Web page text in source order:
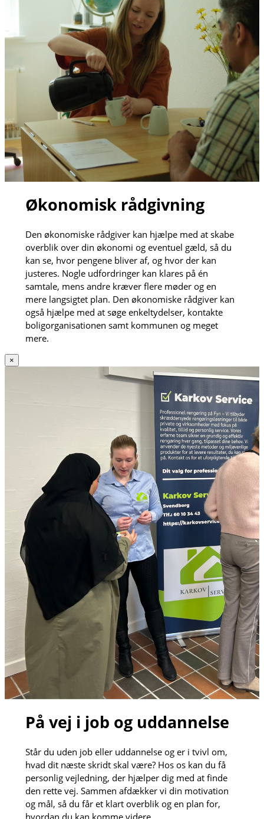
Økonomisk rådgivning
Den økonomiske rådgiver kan hjælpe med at skabe
overblik over din økonomi og eventuel gæld, så du
kan se, hvor pengene bliver af, og hvor der kan
justeres. Nogle udfordringer kan klares på én
samtale, mens andre kræver flere møder og en
mere langsigtet plan. Den økonomiske rådgiver kan
også hjælpe med at søge enkeltydelser, kontakte
boligorganisationen samt kommunen og meget
mere.
×
På vej i job og uddannelse
Står du uden job eller uddannelse og er i tvivl om,
hvad dit næste skridt skal være? Hos os kan du få
personlig vejledning, der hjælper dig med at finde
den rette vej. Sammen afdækker vi din motivation
og mål, så du får et klart overblik og en plan for,